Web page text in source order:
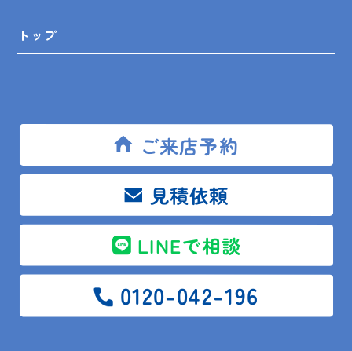
ご来店予約
見積依頼
LINEで相談
0120-042-196
トップ
リフォーム相談舘について
LINEスピード見積
リフォームの知識
リフォームの事例
ショールーム来店予約